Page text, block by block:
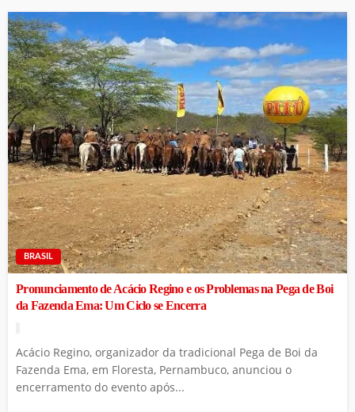
BRASIL
Pronunciamento de Acácio Regino e os Problemas na Pega de Boi
da Fazenda Ema: Um Ciclo se Encerra
Acácio Regino, organizador da tradicional Pega de Boi da
Fazenda Ema, em Floresta, Pernambuco, anunciou o
encerramento do evento após...